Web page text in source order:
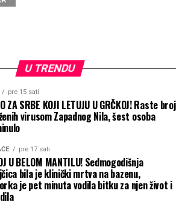
U TRENDU
pre 15 sati
ZA SRBE KOJI LETUJU U GRČKOJ! Raste broj
virusom Zapadnog Nila, šest osoba
pre 17 sati
U BELOM MANTILU! Sedmogodišnja
bila je klinički mrtva na bazenu,
je pet minuta vodila bitku za njen život i